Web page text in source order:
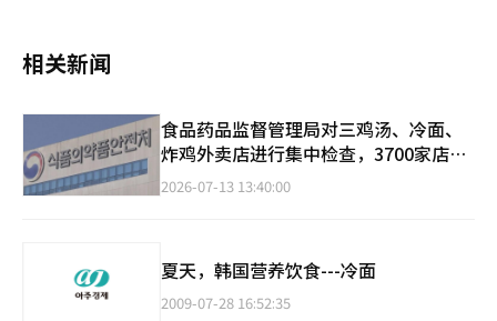
相关新闻
食品药品监督管理局对三鸡汤、冷面、
炸鸡外卖店进行集中检查，3700家店铺
在列
2026-07-13 13:40:00
夏天，韩国营养饮食---冷面
2009-07-28 16:52:35